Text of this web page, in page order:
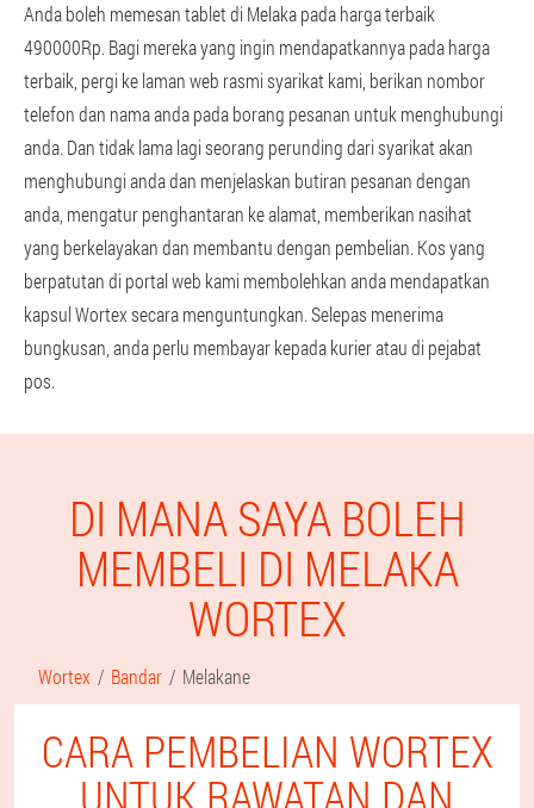
Anda boleh memesan tablet di Melaka pada harga terbaik
490000Rp. Bagi mereka yang ingin mendapatkannya pada harga
terbaik, pergi ke laman web rasmi syarikat kami, berikan nombor
telefon dan nama anda pada borang pesanan untuk menghubungi
anda. Dan tidak lama lagi seorang perunding dari syarikat akan
menghubungi anda dan menjelaskan butiran pesanan dengan
anda, mengatur penghantaran ke alamat, memberikan nasihat
yang berkelayakan dan membantu dengan pembelian. Kos yang
berpatutan di portal web kami membolehkan anda mendapatkan
kapsul Wortex secara menguntungkan. Selepas menerima
bungkusan, anda perlu membayar kepada kurier atau di pejabat
pos.
DI MANA SAYA BOLEH
MEMBELI DI MELAKA
WORTEX
Wortex Bandar Melakane
CARA PEMBELIAN WORTEX
UNTUK RAWATAN DAN